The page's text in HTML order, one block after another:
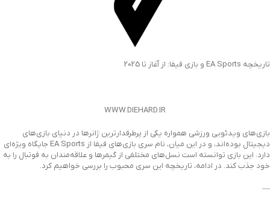
تاریخچه EA Sports و بازی فیفا: از آغاز تا 2025
WWW.DIEHARD.IR
بازی‌های ویدئویی ورزشی همواره یکی از پرطرفدارترین ژانرها در دنیای بازی‌های
دیجیتال بوده‌اند، و در این میان، نام سری بازی‌های فیفا از EA Sports جایگاه ویژه‌ای
دارد. این بازی توانسته است نسل‌های مختلفی از گیمرها و علاقه‌مندان به فوتبال را به
خود جذب کند. در ادامه، تاریخچه این سری محبوب را بررسی خواهیم کرد.
—